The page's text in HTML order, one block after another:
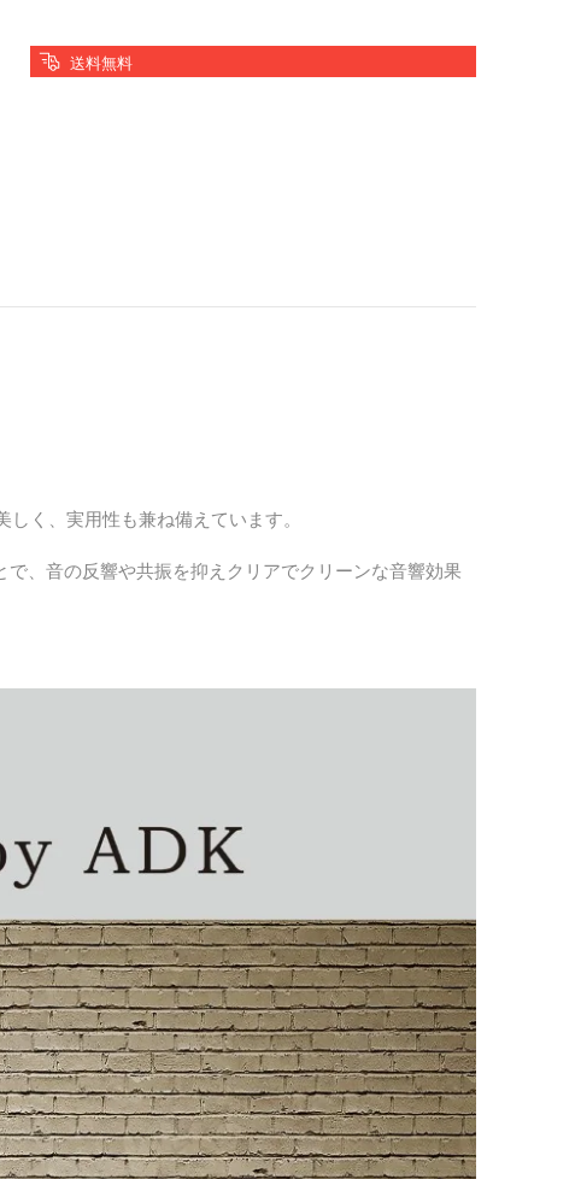
送料無料
く、実用性も兼ね備えています。
、音の反響や共振を抑えクリアでクリーンな音響効果